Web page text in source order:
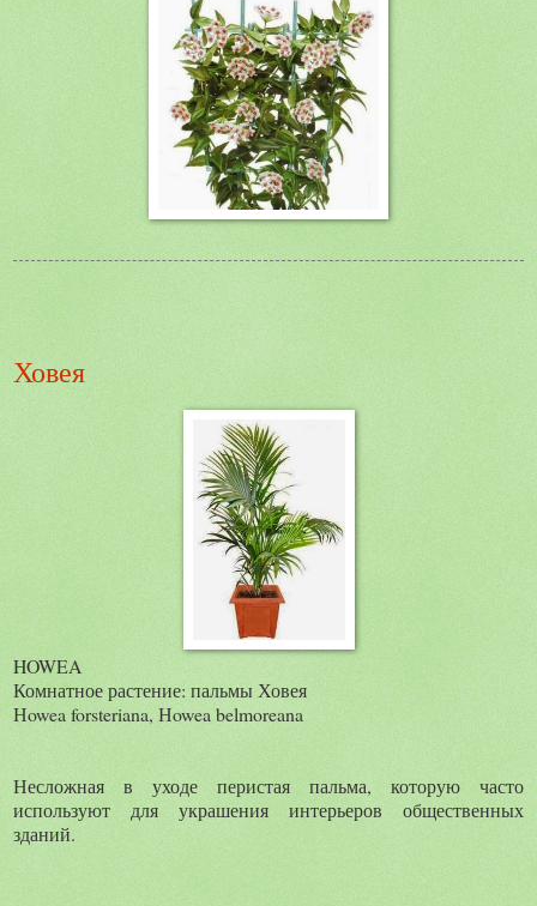
Ховея
HOWEA
Комнатное растение: пальмы Ховея
Нowea forsteriana, Нowea belmoreana
Несложная в уходе перистая пальма, которую часто
используют для украшения интерьеров общественных
зданий.